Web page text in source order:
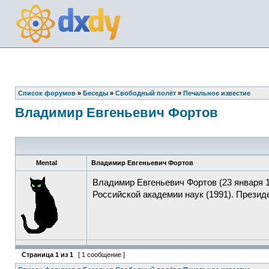
Список форумов » Беседы » Свободный полёт » Печальное известие
Владимир Евгеньевич Фортов
Mental Владимир Евгеньевич Фортов
Владимир Евгеньевич Фортов (23
Российской академии наук (1991).
Страница 1 из 1 [ 1 сообщение ]